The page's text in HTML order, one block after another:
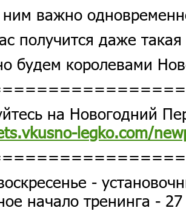
важно
получится даже
будем королевами
на Новогодний
legko.com/
-
начало тренинга -